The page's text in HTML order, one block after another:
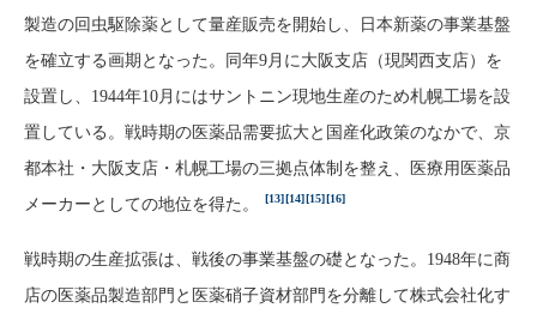
製造の回虫駆除薬として量産販売を開始し、日本新薬の事業基盤
を確立する画期となった。同年9月に大阪支店（現関西支店）を
設置し、1944年10月にはサントニン現地生産のため札幌工場を設
置している。戦時期の医薬品需要拡大と国産化政策のなかで、京
都本社・大阪支店・札幌工場の三拠点体制を整え、医療用医薬品
メーカーとしての地位を得た。
[13][14][15][16]
戦時期の生産拡張は、戦後の事業基盤の礎となった。1948年に商
店の医薬品製造部門と医薬硝子資材部門を分離して株式会社化す